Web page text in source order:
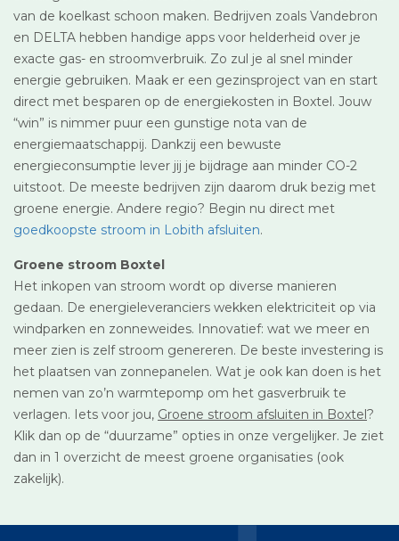
van de koelkast schoon maken. Bedrijven zoals Vandebron
en DELTA hebben handige apps voor helderheid over je
exacte gas- en stroomverbruik. Zo zul je al snel minder
energie gebruiken. Maak er een gezinsproject van en start
direct met besparen op de energiekosten in Boxtel. Jouw
“win” is nimmer puur een gunstige nota van de
energiemaatschappij. Dankzij een bewuste
energieconsumptie lever jij je bijdrage aan minder CO-2
uitstoot. De meeste bedrijven zijn daarom druk bezig met
groene energie. Andere regio? Begin nu direct met
goedkoopste stroom in Lobith afsluiten.
Groene stroom Boxtel
Het inkopen van stroom wordt op diverse manieren
gedaan. De energieleveranciers wekken elektriciteit op via
windparken en zonneweides. Innovatief: wat we meer en
meer zien is zelf stroom genereren. De beste investering is
het plaatsen van zonnepanelen. Wat je ook kan doen is het
nemen van zo’n warmtepomp om het gasverbruik te
verlagen. Iets voor jou, Groene stroom afsluiten in Boxtel?
Klik dan op de “duurzame” opties in onze vergelijker. Je ziet
dan in 1 overzicht de meest groene organisaties (ook
zakelijk).